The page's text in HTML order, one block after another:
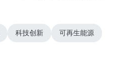
科技创新 可再生能源